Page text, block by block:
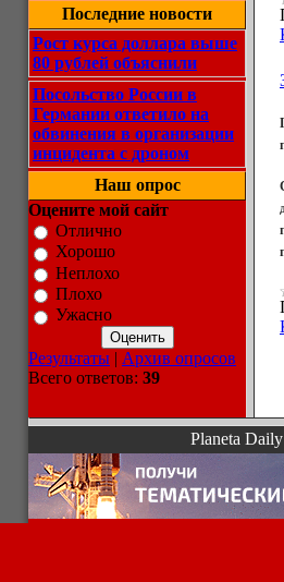
Последние новости
Рост курса доллара выше
80 рублей объяснили
Посольство России в
Германии ответило на
обвинения в организации
инцидента с дроном
Наш опрос
Оцените мой сайт
Отлично
Хорошо
Неплохо
Плохо
Ужасно
Результаты | Архив опросов
Всего ответов: 39
Planeta